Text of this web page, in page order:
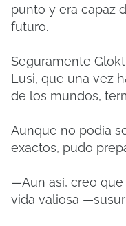
punto y era capaz
futuro.
Seguramente
Lusi, que una vez
de los mundos,
Aunque no podía
exactos, pudo
—Aun así, creo
vida valiosa